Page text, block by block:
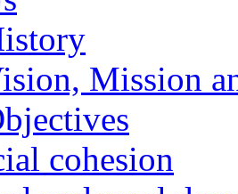
Mission
cohesion